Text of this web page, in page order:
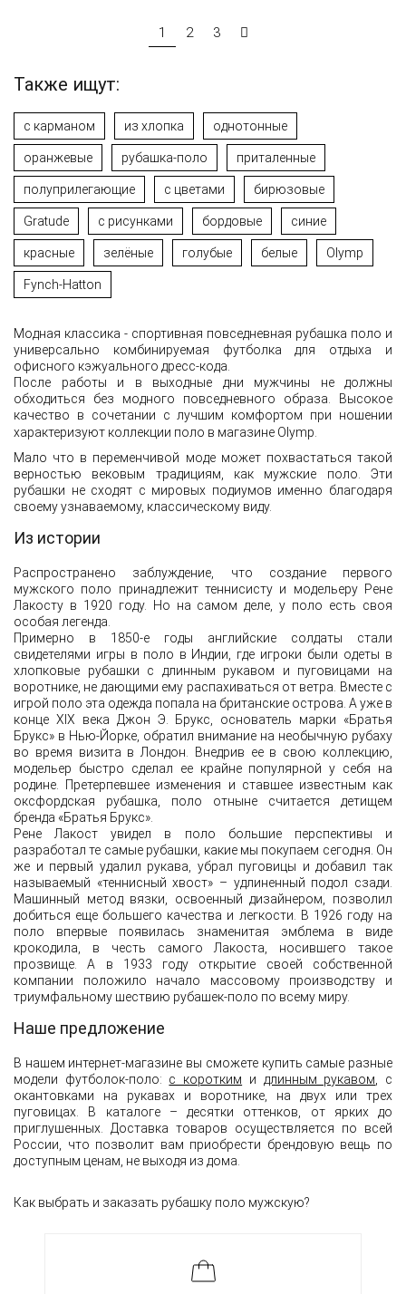
1 2 3
Также ищут:
с карманом из хлопка однотонные
оранжевые рубашка-поло приталенные
полуприлегающие с цветами бирюзовые
Gratude с рисунками бордовые синие
красные зелёные голубые белые Olymp
Fynch-Hatton
Модная классика - спортивная повседневная рубашка поло и
универсально комбинируемая футболка для отдыха и
офисного кэжуального дресс-кода.
После работы и в выходные дни мужчины не должны
обходиться без модного повседневного образа. Высокое
качество в сочетании с лучшим комфортом при ношении
характеризуют коллекции поло в магазине Olymp.
Мало что в переменчивой моде может похвастаться такой
верностью вековым традициям, как мужские поло. Эти
рубашки не сходят с мировых подиумов именно благодаря
своему узнаваемому, классическому виду.
Из истории
Распространено заблуждение, что создание первого
мужского поло принадлежит теннисисту и модельеру Рене
Лакосту в 1920 году. Но на самом деле, у поло есть своя
особая легенда.
Примерно в 1850-е годы английские солдаты стали
свидетелями игры в поло в Индии, где игроки были одеты в
хлопковые рубашки с длинным рукавом и пуговицами на
воротнике, не дающими ему распахиваться от ветра. Вместе с
игрой поло эта одежда попала на британские острова. А уже в
конце XIX века Джон Э. Брукс, основатель марки «Братья
Брукс» в Нью-Йорке, обратил внимание на необычную рубаху
во время визита в Лондон. Внедрив ее в свою коллекцию,
модельер быстро сделал ее крайне популярной у себя на
родине. Претерпевшее изменения и ставшее известным как
оксфордская рубашка, поло отныне считается детищем
бренда «Братья Брукс».
Рене Лакост увидел в поло большие перспективы и
разработал те самые рубашки, какие мы покупаем сегодня. Он
же и первый удалил рукава, убрал пуговицы и добавил так
называемый «теннисный хвост» – удлиненный подол сзади.
Машинный метод вязки, освоенный дизайнером, позволил
добиться еще большего качества и легкости. В 1926 году на
поло впервые появилась знаменитая эмблема в виде
крокодила, в честь самого Лакоста, носившего такое
прозвище. А в 1933 году открытие своей собственной
компании положило начало массовому производству и
триумфальному шествию рубашек-поло по всему миру.
Наше предложение
В нашем интернет-магазине вы сможете купить самые разные
модели футболок-поло: с коротким и длинным рукавом , с
окантовками на рукавах и воротнике, на двух или трех
пуговицах. В каталоге – десятки оттенков, от ярких до
приглушенных. Доставка товаров осуществляется по всей
России, что позволит вам приобрести брендовую вещь по
доступным ценам, не выходя из дома.
Как выбрать и заказать рубашку поло мужскую?